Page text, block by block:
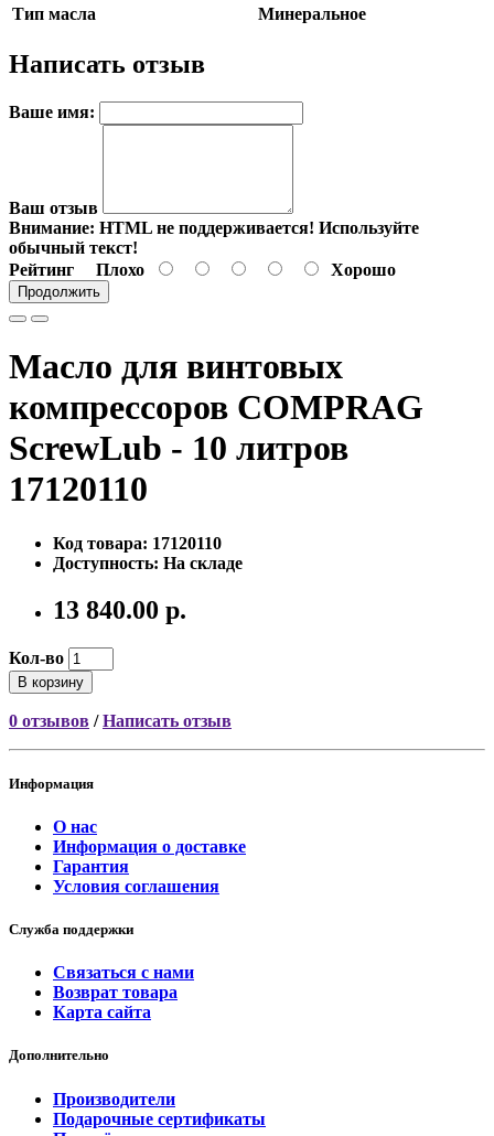
Тип масла
Минеральное
Написать отзыв
Ваше имя:
Ваш отзыв
Внимание: HTML не поддерживается! Используйте
обычный текст!
Рейтинг Плохо Хорошо
Продолжить
Масло для винтовых
компрессоров COMPRAG
ScrewLub - 10 литров
17120110
Код товара: 17120110
Доступность: На складе
13 840.00 р.
Кол-во
В корзину
0 отзывов /Написать отзыв
Информация
О нас
Информация о доставке
Гарантия
Условия соглашения
Служба поддержки
Связаться с нами
Возврат товара
Карта сайта
Дополнительно
Производители
Подарочные сертификаты